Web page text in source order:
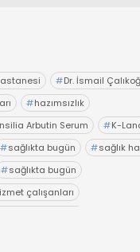
#Dr. İsmail
#hazımsızlık
Arbutin Serum #K-
#sağlıkta bugün #sağlık
#sağlıkta bugün
çalışanları